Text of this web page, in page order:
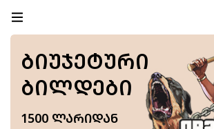
ᲑᲘᲣᲯᲔᲢᲣᲠᲘ
ᲑᲘᲚᲓᲔᲑᲘ
1500 ᲚᲐᲠᲘᲓᲐᲜ